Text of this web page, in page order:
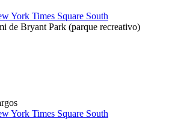
York Times Square South
de Bryant Park (parque recreativo)
York Times Square South